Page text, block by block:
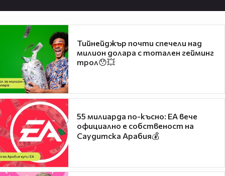
Тийнейджър почти спечели над
милион долара с тотален гейминг
трол😯💥
55 милиарда по-късно: EA вече
официално е собственост на
Саудитска Арабия💰